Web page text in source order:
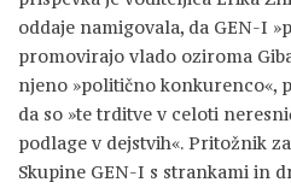
oddaje namigovala, da GEN-I
promovirajo vlado oziroma
njeno »politično konkurenco«,
da so »te trditve v celoti
podlage v dejstvih«. Pritožnik
Skupine GEN-I s strankami in